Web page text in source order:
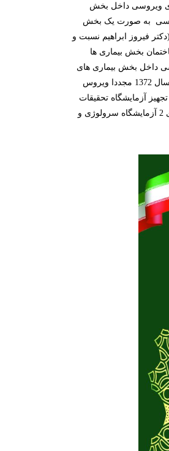
ویروسی داخل بخش
بخش ویروس شناسی به صورت یک بخش
با اضافه شدن نیروهای متخصص (دکتر فیروز ابراهیم نسبت و
بخش بیماری ها
ویروس شناسی داخل بخش بیماری های
گیاهی ادغام می گردد. با توجه به اهمیت بیماری های ویروسی و لزوم توجه بیشتر در زمینه های تحقیقاتی مربوط از سال 1372 مجددا ویروس
گردیده و به عنوان واحدی مستقل محسوب گردید. در سال 1386 با ایجاد و تجهیز آزمایشگاه تحقیقات
مولکولی، فعالیت های مرتبط با ویروس شناسی مولکولی و بیوتکنولوژی امکان پذیر گردید. هم اکنون این بخش دارای 2 آزمایشگاه سرولوژی و